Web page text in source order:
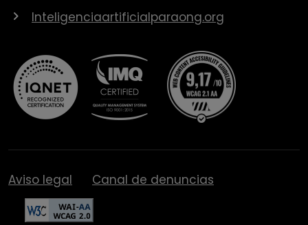
Inteligenciaartificialparaong.org
Aviso legal Canal de denuncias